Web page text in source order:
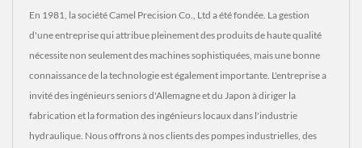
En 1981, la société Camel Precision Co., Ltd a été fondée. La gestion
d'une entreprise qui attribue pleinement des produits de haute qualité
nécessite non seulement des machines sophistiquées, mais une bonne
connaissance de la technologie est également importante. L'entreprise a
invité des ingénieurs seniors d'Allemagne et du Japon à diriger la
fabrication et la formation des ingénieurs locaux dans l'industrie
hydraulique. Nous offrons à nos clients des pompes industrielles, des